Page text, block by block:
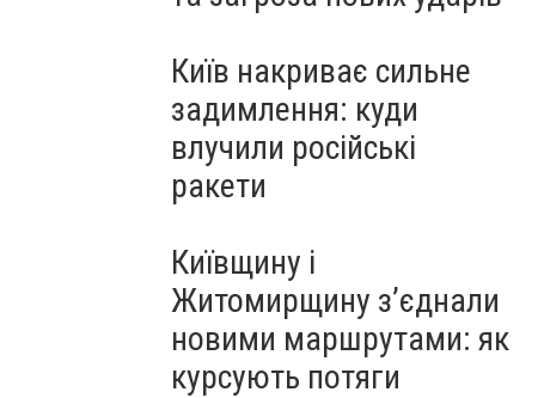
Київ накриває сильне
задимлення: куди
влучили російські
ракети
Київщину і
Житомирщину з’єднали
новими маршрутами: як
курсують потяги